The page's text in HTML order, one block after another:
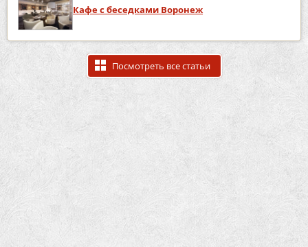
Кафе с беседками Воронеж
Посмотреть все статьи